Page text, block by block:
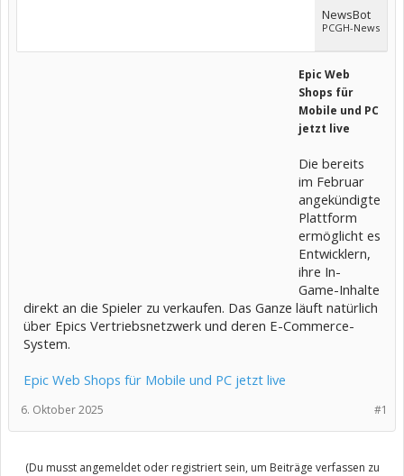
NewsBot
PCGH-News
Epic Web
Shops für
Mobile und PC
jetzt live
Die bereits
im Februar
angekündigte
Plattform
ermöglicht es
Entwicklern,
ihre In-
Game-Inhalte
direkt an die Spieler zu verkaufen. Das Ganze läuft natürlich
über Epics Vertriebsnetzwerk und deren E-Commerce-
System.
Epic Web Shops für Mobile und PC jetzt live
#1
6. Oktober 2025
(Du musst angemeldet oder registriert sein, um Beiträge verfassen zu